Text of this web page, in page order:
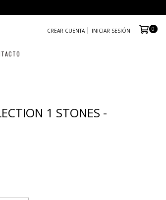
CREAR CUENTA INICIAR SESIÓN 0
1 STONES -